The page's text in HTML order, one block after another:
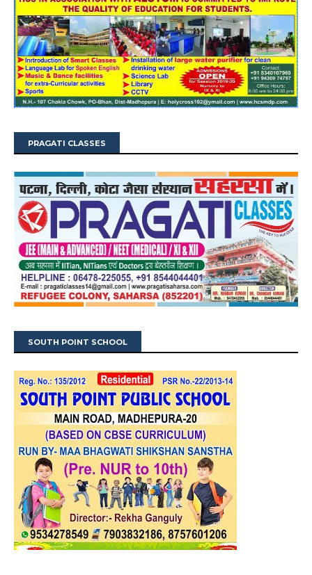
PRAGATI CLASSES
SOUTH POINT SCHOOL